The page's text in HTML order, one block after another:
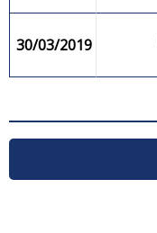
30/03/2019